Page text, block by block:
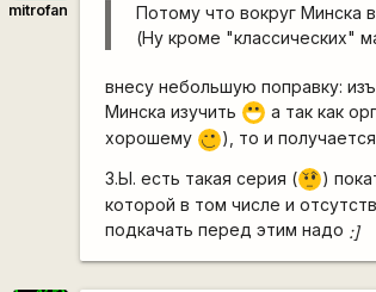
mitrofan
Потому что вокруг Минска
(Ну кроме "классических"
внесу небольшую поправку:
Минска изучить :D а так как
хорошему ;) ), то и
З.Ы. есть такая серия (???)
которой в том числе и
подкачать перед этим надо :]